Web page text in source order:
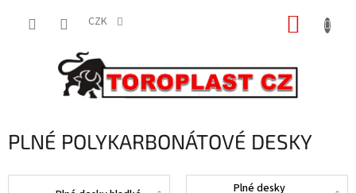
CZK
PLNÉ POLYKARBONÁTOVÉ DESKY
Plné desky